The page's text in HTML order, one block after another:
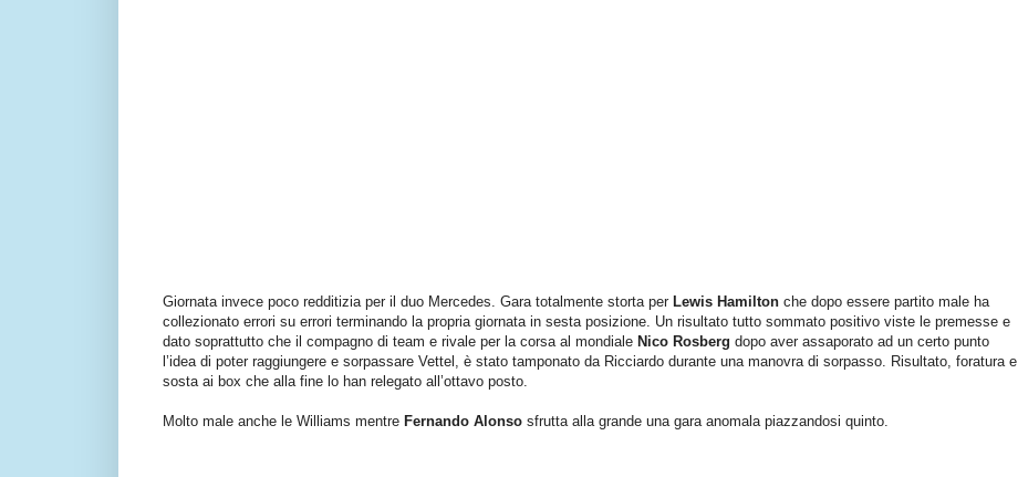
Giornata invece poco redditizia per il duo Mercedes. Gara totalmente storta per Lewis Hamilton che dopo essere partito male ha
collezionato errori su errori terminando la propria giornata in sesta posizione. Un risultato tutto sommato positivo viste le premesse e
dato soprattutto che il compagno di team e rivale per la corsa al mondiale Nico Rosberg dopo aver assaporato ad un certo punto
l’idea di poter raggiungere e sorpassare Vettel, è stato tamponato da Ricciardo durante una manovra di sorpasso. Risultato, foratura e
sosta ai box che alla fine lo han relegato all’ottavo posto.
Molto male anche le Williams mentre Fernando Alonso sfrutta alla grande una gara anomala piazzandosi quinto.